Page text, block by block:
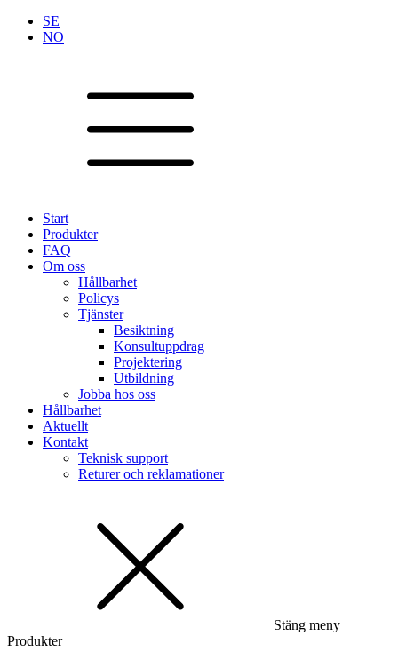
SE
NO
Start
Produkter
FAQ
Om oss
Hållbarhet
Policys
Tjänster
Besiktning
Konsultuppdrag
Projektering
Utbildning
Jobba hos oss
Hållbarhet
Aktuellt
Kontakt
Teknisk support
Returer och reklamationer
Stäng meny
Produkter